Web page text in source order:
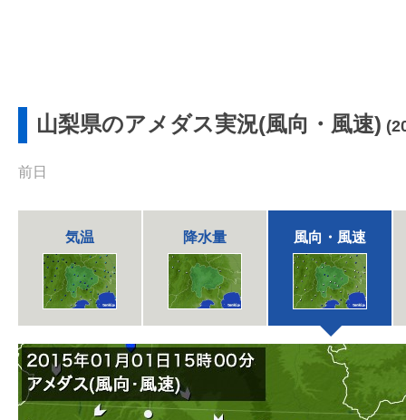
山梨県のアメダス実況(風向・風速)
前日
気温 降水量 風向・風速